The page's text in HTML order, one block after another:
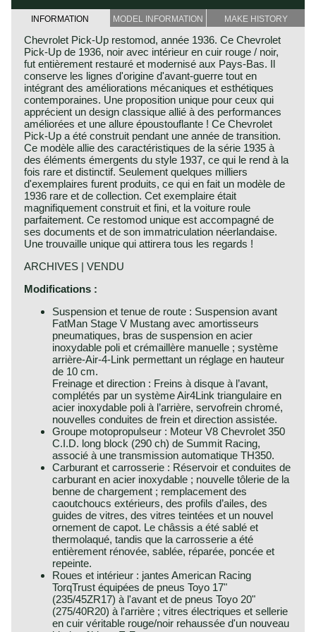
INFORMATION MODEL INFORMATION MAKE HISTORY
Chevrolet Pick-Up restomod, année 1936. Ce Chevrolet
Pick-Up de 1936, noir avec intérieur en cuir rouge / noir,
fut entièrement restauré et modernisé aux Pays-Bas. Il
conserve les lignes d'origine d'avant-guerre tout en
intégrant des améliorations mécaniques et esthétiques
contemporaines. Une proposition unique pour ceux qui
apprécient un design classique allié à des performances
améliorées et une allure époustouflante ! Ce Chevrolet
Pick-Up a été construit pendant une année de transition.
Ce modèle allie des caractéristiques de la série 1935 à
des éléments émergents du style 1937, ce qui le rend à la
fois rare et distinctif. Seulement quelques milliers
d'exemplaires furent produits, ce qui en fait un modèle de
1936 rare et de collection. Cet exemplaire était
magnifiquement construit et fini, et la voiture roule
parfaitement. Ce restomod unique est accompagné de
ses documents et de son immatriculation néerlandaise.
Une trouvaille unique qui attirera tous les regards !
ARCHIVES | VENDU
Modifications :
Suspension et tenue de route : Suspension avant
FatMan Stage V Mustang avec amortisseurs
pneumatiques, bras de suspension en acier
inoxydable poli et crémaillère manuelle ; système
arrière-Air-4-Link permettant un réglage en hauteur
de 10 cm.
Freinage et direction : Freins à disque à l’avant,
complétés par un système Air4Link triangulaire en
acier inoxydable poli à l’arrière, servofrein chromé,
nouvelles conduites de frein et direction assistée.
Groupe motopropulseur : Moteur V8 Chevrolet 350
C.I.D. long block (290 ch) de Summit Racing,
associé à une transmission automatique TH350.
Carburant et carrosserie : Réservoir et conduites de
carburant en acier inoxydable ; nouvelle tôlerie de la
benne de chargement ; remplacement des
caoutchoucs extérieurs, des profils d’ailes, des
guides de vitres, des vitres teintées et un nouvel
ornement de capot. Le châssis a été sablé et
thermolaqué, tandis que la carrosserie a été
entièrement rénovée, sablée, réparée, poncée et
repeinte.
Roues et intérieur : jantes American Racing
TorqTrust équipées de pneus Toyo 17"
(235/45ZR17) à l'avant et de pneus Toyo 20"
(275/40R20) à l'arrière ; vitres électriques et sellerie
en cuir véritable rouge/noir rehaussée d'un nouveau